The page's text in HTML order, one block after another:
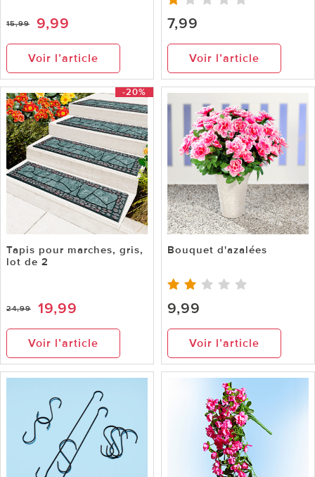
15,99 9,99
Voir l’article
7,99
Voir l’article
-20%
Tapis pour marches, gris,
lot de 2
24,99 19,99
Voir l’article
Bouquet d'azalées
9,99
Voir l’article